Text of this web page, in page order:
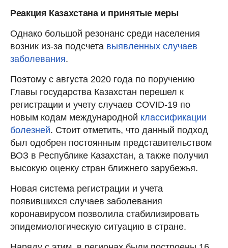
Реакция Казахстана и принятые меры
Однако большой резонанс среди населения
возник из-за подсчета выявленных случаев
заболевания.
Поэтому с августа 2020 года по поручению
Главы государства Казахстан перешел к
регистрации и учету случаев COVID-19 по
новым кодам международной классификации
болезней. Стоит отметить, что данный подход
был одобрен постоянным представительством
ВОЗ в Республике Казахстан, а также получил
высокую оценку стран ближнего зарубежья.
Новая система регистрации и учета
появившихся случаев заболевания
коронавирусом позволила стабилизировать
эпидемиологическую ситуацию в стране.